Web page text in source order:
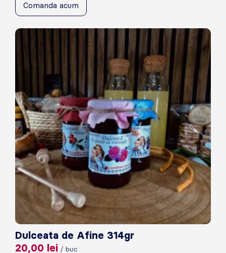
Comanda acum
Dulceata de Afine 314gr
20,00 lei / buc